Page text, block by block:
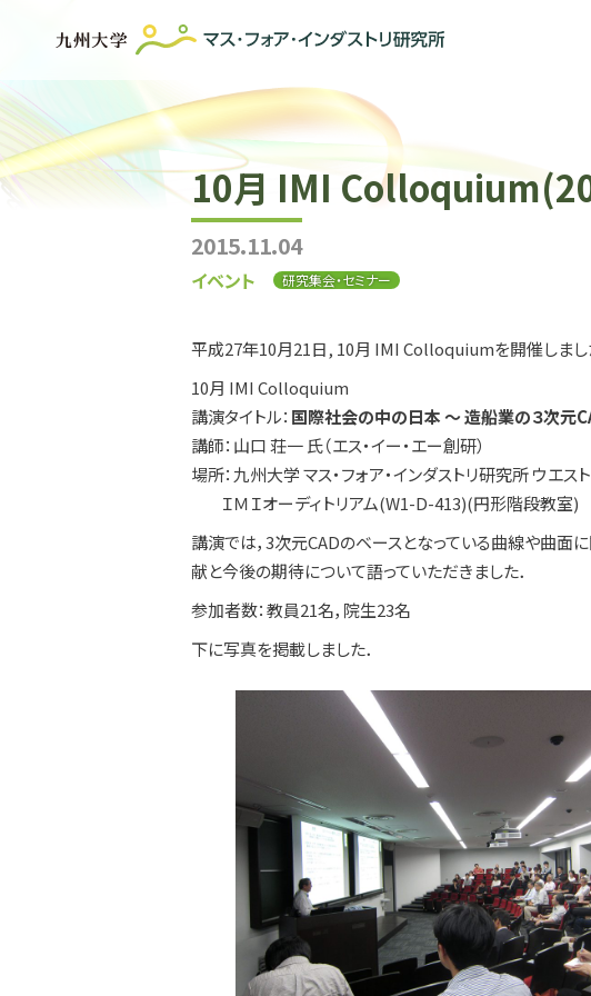
10月 IMI
2015.11.04
イベント 研究集会・セミナー
平成27年10月21日, 10月 IMI Colloquiumを開催しまし
10月 IMI Colloquium
講演タイトル： 国際社会の中の日本 ～ 造船業の３次元
講師：山口 荘一 氏（エス・イー・エー創研）
場所：九州大学 マス・フォア・インダストリ研究所 ウエス
ＩＭＩオーディトリアム(W1-D-413)(円形階段教室)
講演では，3次元CADのベースとなっている曲線や曲面
献と今後の期待について語っていただきました．
参加者数：教員21名，院生23名
下に写真を掲載しました．